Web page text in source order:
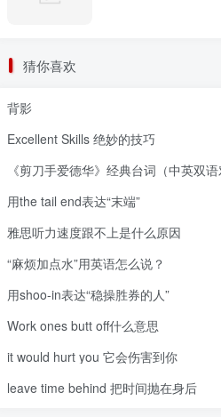
猜你喜欢
背影
Excellent Skills 绝妙的技巧
用the tail end表达“末端”
雅思听力速度跟不上是什么原因
“麻烦加点水”用英语怎么说？
用shoo-in表达“稳操胜券的人”
Work ones butt off什么意思
it would hurt you 它会伤害到你
leave time behind 把时间抛在身后